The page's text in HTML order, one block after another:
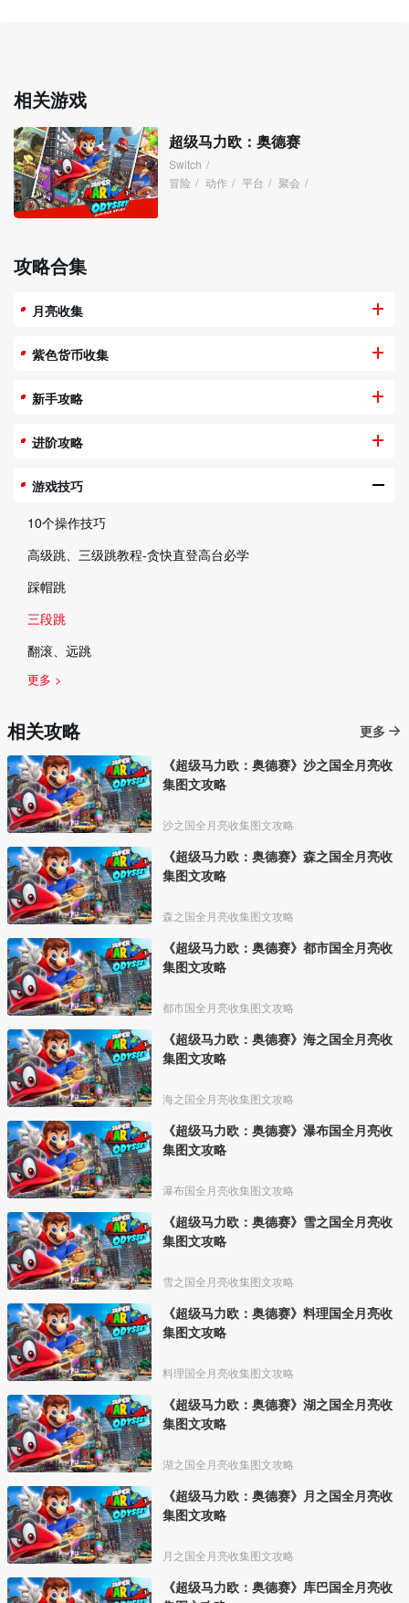
相关游戏
超级马力欧：奥德赛
Switch /
冒险 / 动作 / 平台 / 聚会 /
攻略合集
月亮收集
紫色货币收集
新手攻略
进阶攻略
游戏技巧
10个操作技巧
高级跳、三级跳教程-贪快直登高台必学
踩帽跳
三段跳
翻滚、远跳
更多 >
相关攻略
更多
《超级马力欧：奥德赛》沙之国全月亮收
集图文攻略
沙之国全月亮收集图文攻略
《超级马力欧：奥德赛》森之国全月亮收
集图文攻略
森之国全月亮收集图文攻略
《超级马力欧：奥德赛》都市国全月亮收
集图文攻略
都市国全月亮收集图文攻略
《超级马力欧：奥德赛》海之国全月亮收
集图文攻略
海之国全月亮收集图文攻略
《超级马力欧：奥德赛》瀑布国全月亮收
集图文攻略
瀑布国全月亮收集图文攻略
《超级马力欧：奥德赛》雪之国全月亮收
集图文攻略
雪之国全月亮收集图文攻略
《超级马力欧：奥德赛》料理国全月亮收
集图文攻略
料理国全月亮收集图文攻略
《超级马力欧：奥德赛》湖之国全月亮收
集图文攻略
湖之国全月亮收集图文攻略
《超级马力欧：奥德赛》月之国全月亮收
集图文攻略
月之国全月亮收集图文攻略
《超级马力欧：奥德赛》库巴国全月亮收